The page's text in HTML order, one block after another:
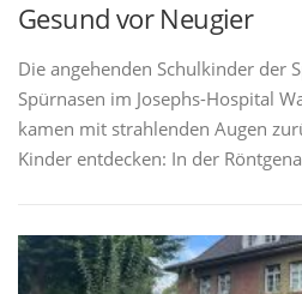
Gesund vor Neugier
Die angehenden Schulkinder der
Spürnasen im Josephs-Hospital
kamen mit strahlenden Augen
Kinder entdecken: In der